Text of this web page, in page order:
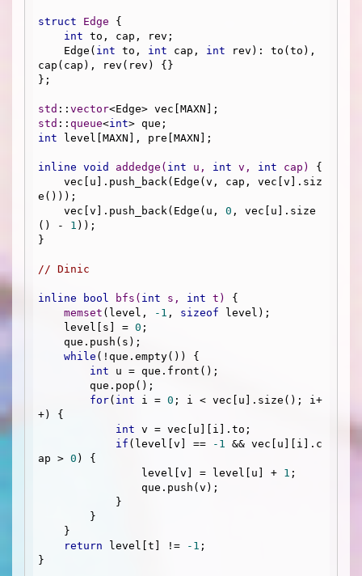
struct Edge {
int to, cap, rev;
    Edge(
int to, int cap, int rev): to(to),
cap(cap), rev(rev) {}
};
std :: vector
std :: queue<int
int level[MAXN], pre[MAXN];
inline void addedge ( int u, int v, int cap)
{
e()));
    vec[v].push_back(Edge(u,
0 , vec[u].size
() - 1 ));
}
// Dinic
inline bool bfs ( int s, int t)
{
memset (level, -1 , sizeof level);
    level[s] =
0 ;
while (!que.empty()) {
int u = que.front();
for( int i = 0 ; i < vec[u].size(); i+
+) {
int v = vec[u][i].to;
if (level[v] == -1 && vec[u][i].c
ap > 0 ) {
                level[v] = level[u] +
1 ;
return level[t] != -1 ;
}